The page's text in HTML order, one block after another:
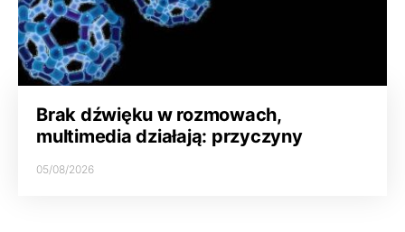
Brak dźwięku w rozmowach,
multimedia działają: przyczyny
05/08/2026